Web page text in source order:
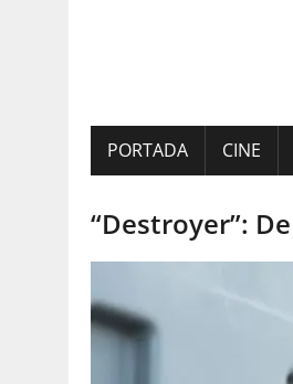
PORTADA CINE
“Destroyer”: